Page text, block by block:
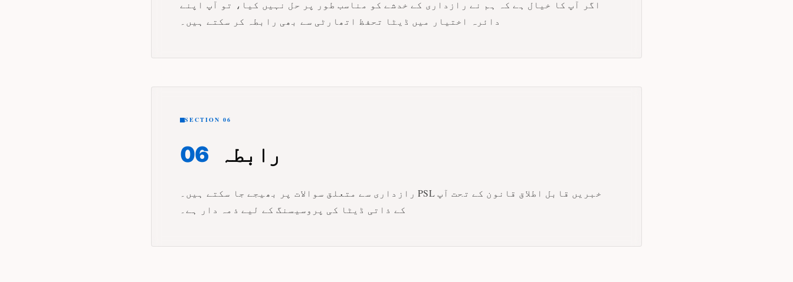
اگر آپ کا خیال ہے کہ ہم نے رازداری کے خدشے کو مناسب طور پر حل نہیں کیا، تو آپ اپنے
دائرہ اختیار میں ڈیٹا تحفظ اتھارٹی سے بھی رابطہ کر سکتے ہیں۔
SECTION 06
06 رابطہ
رازداری سے متعلق سوالات پر بھیجے جا سکتے ہیں۔ PSL خبریں قابل اطلاق قانون کے تحت آپ
کے ذاتی ڈیٹا کی پروسیسنگ کے لیے ذمہ دار ہے۔